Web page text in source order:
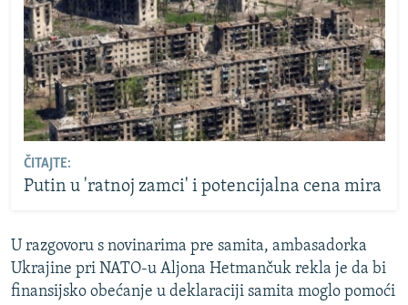
ČITAJTE:
Putin u 'ratnoj zamci' i potencijalna cena mira
U razgovoru s novinarima pre samita, ambasadorka
Ukrajine pri NATO-u Aljona Hetmančuk rekla je da bi
finansijsko obećanje u deklaraciji samita moglo pomoći